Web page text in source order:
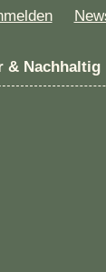
& Nachhaltig